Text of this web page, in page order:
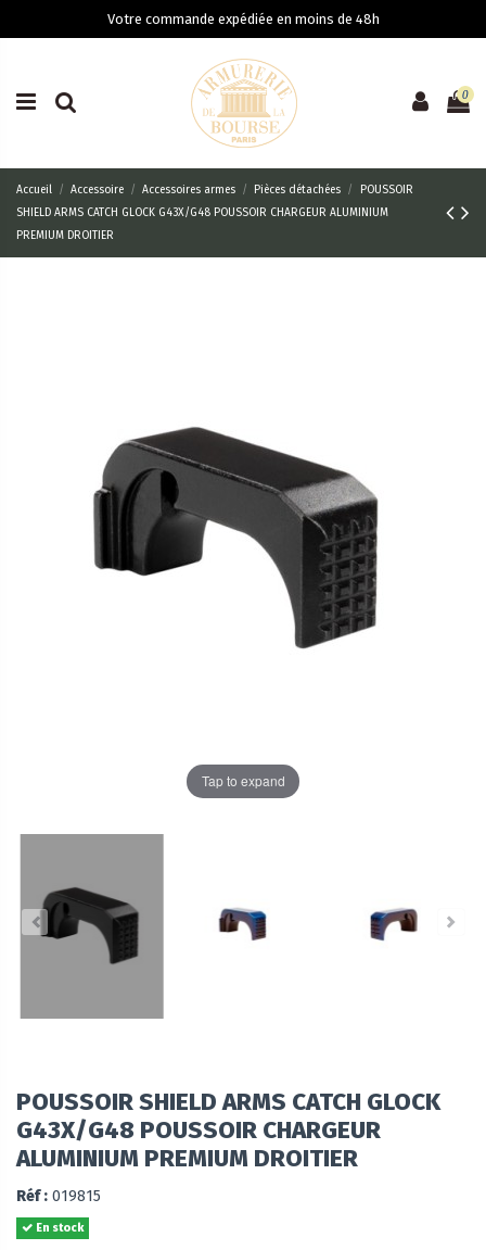
Votre commande expédiée en moins de 48h
0
Accueil Accessoire Accessoires armes Pièces détachées
POUSSOIR
SHIELD ARMS CATCH GLOCK G43X/G48 POUSSOIR CHARGEUR ALUMINIUM
PREMIUM DROITIER
Tap to expand
POUSSOIR SHIELD ARMS CATCH GLOCK
G43X/G48 POUSSOIR CHARGEUR
ALUMINIUM PREMIUM DROITIER
Réf : 019815
En stock